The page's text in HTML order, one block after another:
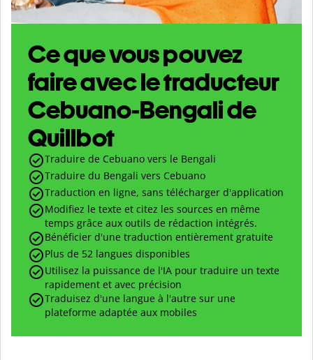
Ce que vous pouvez
faire avec le traducteur
Cebuano-Bengali de
Quillbot
Traduire de Cebuano vers le Bengali
Traduire du Bengali vers Cebuano
Traduction en ligne, sans télécharger d'application
Modifiez le texte et citez les sources en même
temps grâce aux outils de rédaction intégrés.
Bénéficier d'une traduction entièrement gratuite
Plus de 52 langues disponibles
Utilisez la puissance de l'IA pour traduire un texte
rapidement et avec précision
Traduisez d'une langue à l'autre sur une
plateforme adaptée aux mobiles